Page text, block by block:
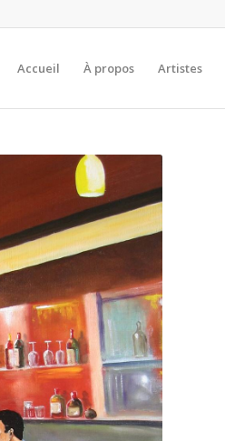
Accueil À propos Artistes